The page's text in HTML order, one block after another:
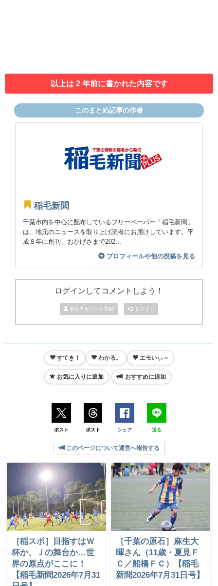
以上は 2 年前に書かれた内容です
このまとめ記事の作者
稲毛新聞
千葉市内を中心に配布しているフリーペーパー「稲毛新聞」
は、地元のニュースを取り上げ読者にお届けしています。平
成８年に創刊、おかげさまで202...
プロフィールや他の投稿を見る
ログインしてコメントしよう！
新規アカウント登録 ログイン
すてき！ わかる。 エモいぃ～
お気に入りに追加 おすすめに追加
ポスト ポスト シェア 送る
このページについて運営へ報告する
［稲スポ］目指すはＷ
杯か、Ｊの舞台か…世
界の原点がここに！
【稲毛新聞2026年7月31
［千葉の原石］麻生大
暉さん（11歳・夏見Ｆ
Ｃ／船橋ＦＣ）【稲毛
新聞2026年7月31日号】